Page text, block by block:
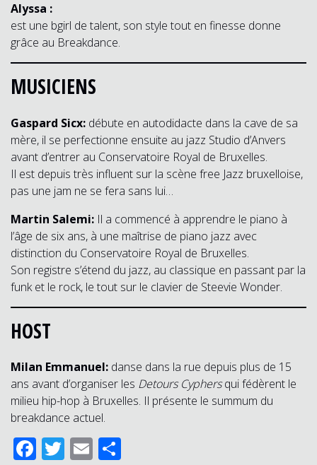
Alyssa :
est une bgirl de talent, son style tout en finesse donne
grâce au Breakdance.
MUSICIENS
Gaspard Sicx: débute en autodidacte dans la cave de sa
mère, il se perfectionne ensuite au jazz Studio d’Anvers
avant d’entrer au Conservatoire Royal de Bruxelles.
Il est depuis très influent sur la scène free Jazz bruxelloise,
pas une jam ne se fera sans lui…
Martin Salemi: Il a commencé à apprendre le piano à
l’âge de six ans, à une maîtrise de piano jazz avec
distinction du Conservatoire Royal de Bruxelles.
Son registre s’étend du jazz, au classique en passant par la
funk et le rock, le tout sur le clavier de Steevie Wonder.
HOST
Milan Emmanuel: danse dans la rue depuis plus de 15
ans avant d’organiser les Detours Cyphersqui fédèrent le
milieu hip-hop à Bruxelles. Il présente le summum du
breakdance actuel.
Facebook
Twitter
Email